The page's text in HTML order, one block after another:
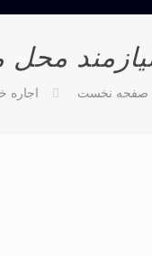
صفحه نخست اجاره